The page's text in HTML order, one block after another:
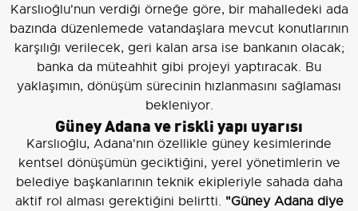
Karslıoğlu'nun verdiği örneğe göre, bir mahalledeki ada
bazında düzenlemede vatandaşlara mevcut konutlarının
karşılığı verilecek, geri kalan arsa ise bankanın olacak;
banka da müteahhit gibi projeyi yaptıracak. Bu
yaklaşımın, dönüşüm sürecinin hızlanmasını sağlaması
bekleniyor.
Güney Adana ve riskli yapı uyarısı
Karslıoğlu, Adana'nın özellikle güney kesimlerinde
kentsel dönüşümün geciktiğini, yerel yönetimlerin ve
belediye başkanlarının teknik ekipleriyle sahada daha
aktif rol alması gerektiğini belirtti. "Güney Adana diye